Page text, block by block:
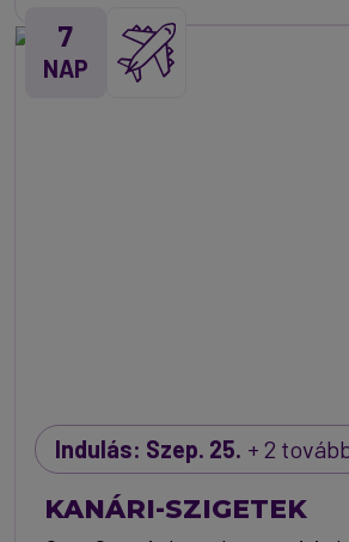
7
NAP
Indulás: Szep. 25. + 2
KANÁRI-SZIGETEK